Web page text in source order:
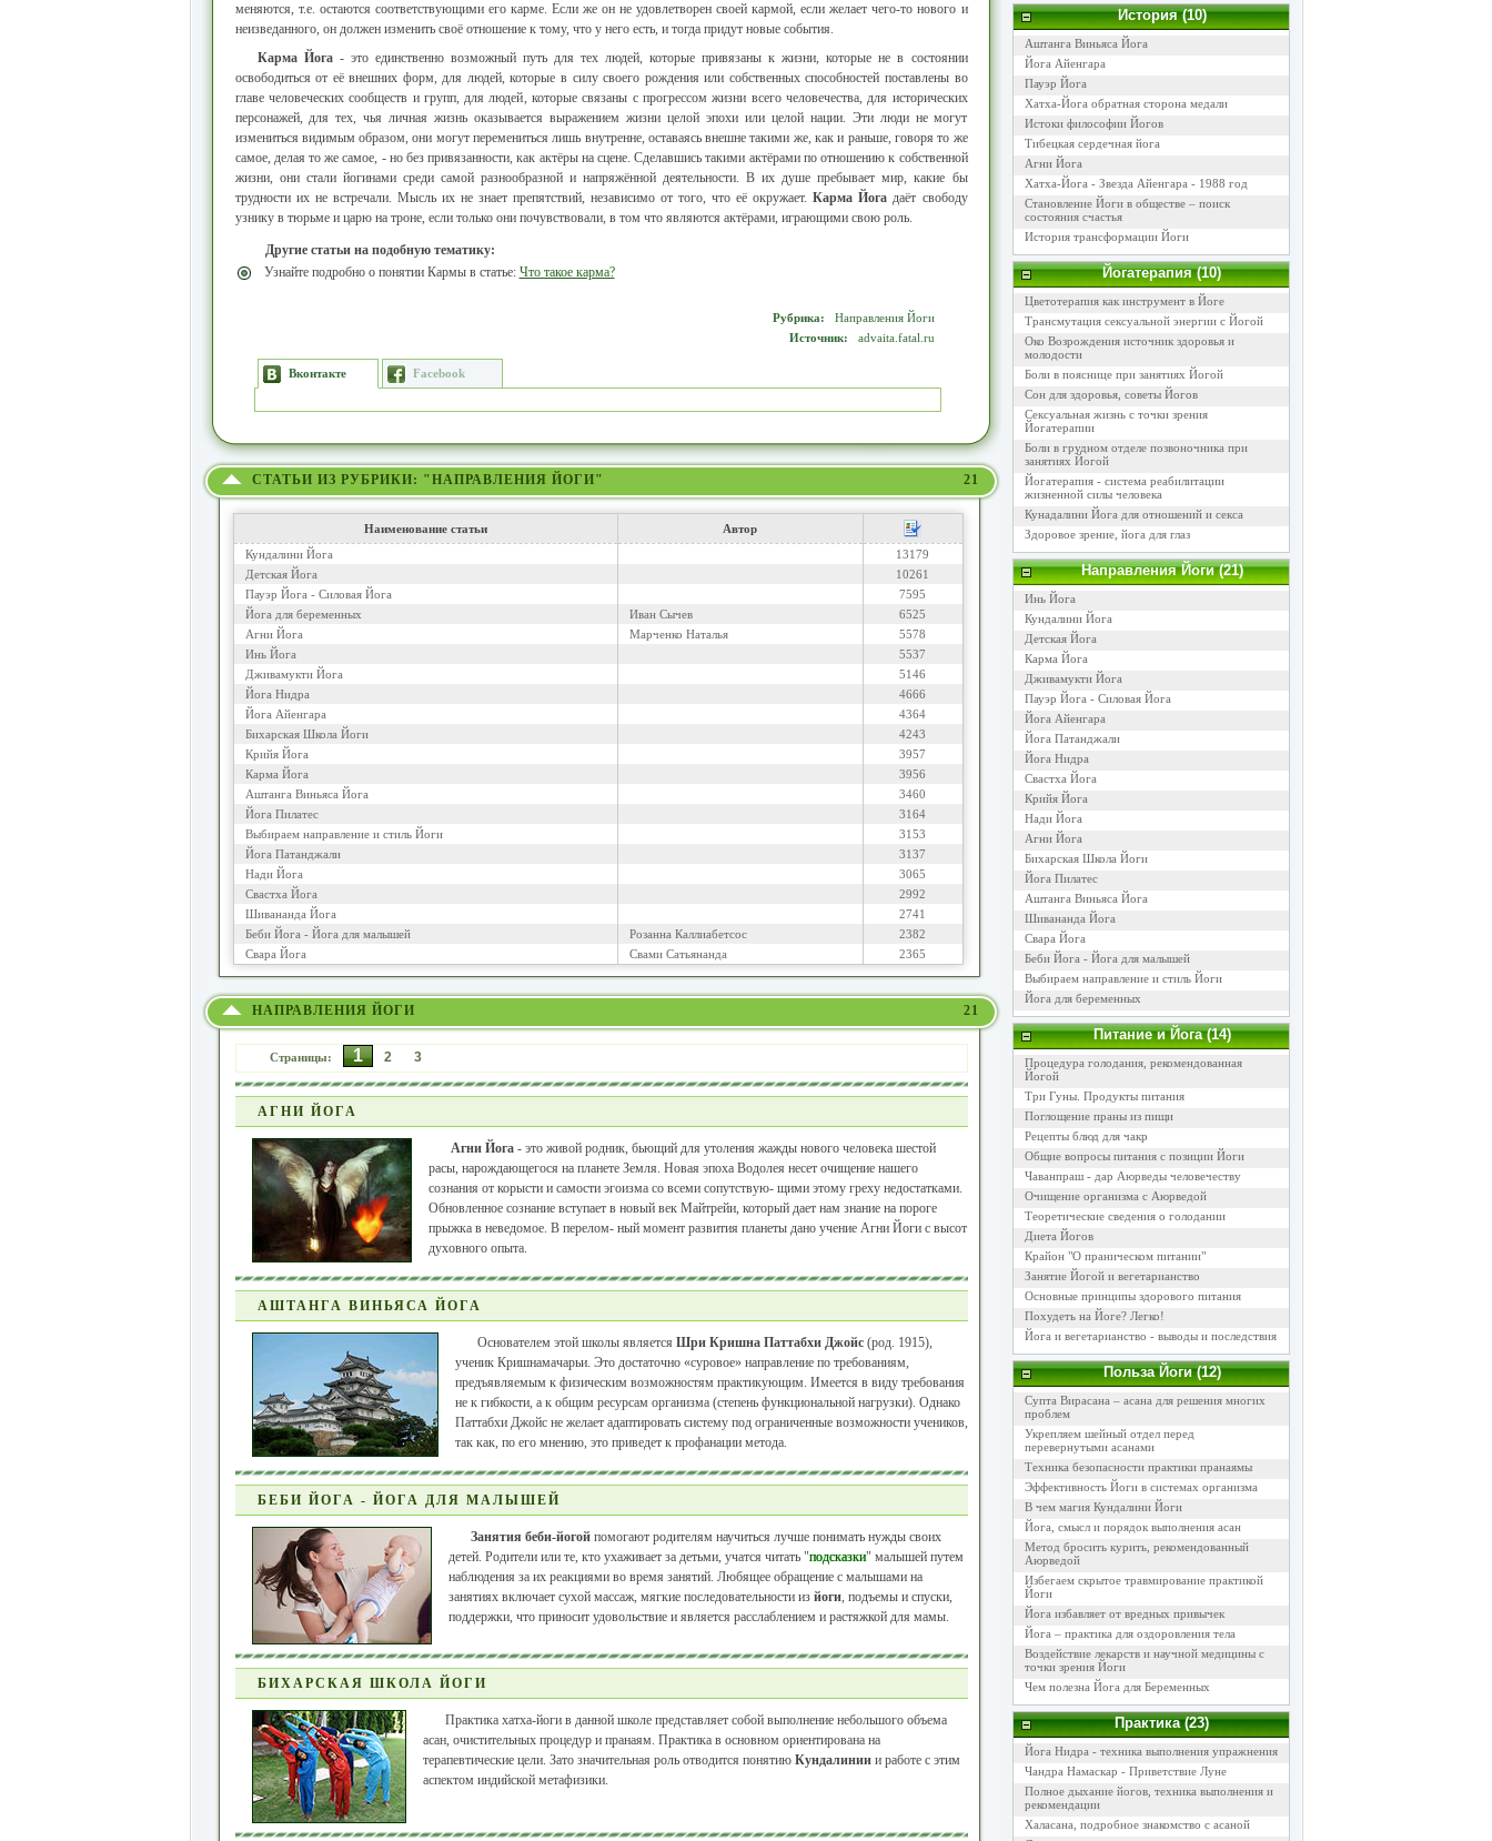
меняются, т.е. остаются соответствующими его карме. Если же он не удовлетворен своей кармой, если желает чего-то нового и
неизведанного, он должен изменить своё отношение к тому, что у него есть, и тогда придут новые события.
Карма Йога- это единственно возможный путь для тех людей, которые привязаны к жизни, которые не в состоянии
освободиться от её внешних форм, для людей, которые в силу своего рождения или собственных способностей поставлены во
главе человеческих сообществ и групп, для людей, которые связаны с прогрессом жизни всего человечества, для исторических
персонажей, для тех, чья личная жизнь оказывается выражением жизни целой эпохи или целой нации. Эти люди не могут
измениться видимым образом, они могут перемениться лишь внутренне, оставаясь внешне такими же, как и раньше, говоря то же
самое, делая то же самое, - но без привязанности, как актёры на сцене. Сделавшись такими актёрами по отношению к собственной
жизни, они стали йогинами среди самой разнообразной и напряжённой деятельности. В их душе пребывает мир, какие бы
трудности их не встречали. Мысль их не знает препятствий, независимо от того, что её окружает.Карма Йога даёт свободу
узнику в тюрьме и царю на троне, если только они почувствовали, в том что являются актёрами, играющими свою роль.
Другие статьи на подобную тематику:
Узнайте подробно о понятии Кармы в статье: Что такое карма?
Рубрика: Направления Йоги
Источник: advaita.fatal.ru
Вконтакте Facebook
СТАТЬИ ИЗ РУБРИКИ: "НАПРАВЛЕНИЯ ЙОГИ" 21
Наименование статьи
Автор
Кундалини Йога
13179
Детская Йога
10261
Пауэр Йога - Силовая Йога
7595
Йога для беременных
Иван Сычев
6525
Агни Йога
Марченко Наталья
5578
Инь Йога
5537
Дживамукти Йога
5146
Йога Нидра
4666
Йога Айенгара
4364
Бихарская Школа Йоги
4243
Крийя Йога
3957
Карма Йога
3956
Аштанга Виньяса Йога
3460
Йога Пилатес
3164
Выбираем направление и стиль Йоги
3153
Йога Патанджали
3137
Нади Йога
3065
Свастха Йога
2992
Шивананда Йога
2741
Беби Йога - Йога для малышей
Розанна Каллиабетсос
2382
Свара Йога
Свами Сатьянанда 2365
НАПРАВЛЕНИЯ ЙОГИ 21
Страницы: 1 2 3
АГНИ ЙОГА
Агни Йога- это живой родник, бьющий для утоления жажды нового человека шестой
расы, нарождающегося на планете Земля. Новая эпоха Водолея несет очищение нашего
сознания от корысти и самости эгоизма со всеми сопутствую- щими этому греху недостатками.
Обновленное сознание вступает в новый век Майтрейи, который дает нам знание на пороге
прыжка в неведомое. В перелом- ный момент развития планеты дано учение Агни Йоги с высот
духовного опыта.
АШТАНГА ВИНЬЯСА ЙОГА
Основателем этой школы является Шри Кришна Паттабхи Джойс(род. 1915),
ученик Кришнамачарьи. Это достаточно «суровое» направление по требованиям,
предъявляемым к физическим возможностям практикующим. Имеется в виду требования
не к гибкости, а к общим ресурсам организма (степень функциональной нагрузки). Однако
Паттабхи Джойс не желает адаптировать систему под ограниченные возможности учеников,
так как, по его мнению, это приведет к профанации метода.
БЕБИ ЙОГА - ЙОГА ДЛЯ МАЛЫШЕЙ
Занятия беби-йогойпомогают родителям научиться лучше понимать нужды своих
детей. Родители или те, кто ухаживает за детьми, учатся читать "подсказки" малышей путем
наблюдения за их реакциями во время занятий. Любящее обращение с малышами на
занятиях включает сухой массаж, мягкие последовательности из йоги, подъемы и спуски,
поддержки, что приносит удовольствие и является расслаблением и растяжкой для мамы.
БИХАРСКАЯ ШКОЛА ЙОГИ
Практика хатха-йоги в данной школе представляет собой выполнение небольшого объема
асан, очистительных процедур и пранаям. Практика в основном ориентирована на
терапевтические цели. Зато значительная роль отводится понятию Кундалиниии работе с этим
аспектом индийской метафизики.
История (10)
Аштанга Виньяса Йога
Йога Айенгара
Пауэр Йога
Хатха-Йога обратная сторона медали
Истоки философии Йогов
Тибецкая сердечная йога
Агни Йога
Хатха-Йога - Звезда Айенгара - 1988 год
Становление Йоги в обществе – поиск
состояния счастья
История трансформации Йоги
Йогатерапия (10)
Цветотерапия как инструмент в Йоге
Трансмутация сексуальной энергии с Йогой
Око Возрождения источник здоровья и
молодости
Боли в пояснице при занятиях Йогой
Сон для здоровья, советы Йогов
Сексуальная жизнь с точки зрения
Йогатерапии
Боли в грудном отделе позвоночника при
занятиях Йогой
Йогатерапия - система реабилитации
жизненной силы человека
Кунадалини Йога для отношений и секса
Здоровое зрение, йога для глаз
Направления Йоги (21)
Инь Йога
Кундалини Йога
Детская Йога
Карма Йога
Дживамукти Йога
Пауэр Йога - Силовая Йога
Йога Айенгара
Йога Патанджали
Йога Нидра
Свастха Йога
Крийя Йога
Нади Йога
Агни Йога
Бихарская Школа Йоги
Йога Пилатес
Аштанга Виньяса Йога
Шивананда Йога
Свара Йога
Беби Йога - Йога для малышей
Выбираем направление и стиль Йоги
Йога для беременных
Питание и Йога (14)
Процедура голодания, рекомендованная
Йогой
Три Гуны. Продукты питания
Поглощение праны из пищи
Рецепты блюд для чакр
Общие вопросы питания с позиции Йоги
Чаванпраш - дар Аюрведы человечеству
Очищение организма с Аюрведой
Теоретические сведения о голодании
Диета Йогов
Крайон "О праническом питании"
Занятие Йогой и вегетарианство
Основные принципы здорового питания
Похудеть на Йоге? Легко!
Йога и вегетарианство - выводы и последствия
Польза Йоги (12)
Супта Вирасана – асана для решения многих
проблем
Укрепляем шейный отдел перед
перевернутыми асанами
Техника безопасности практики пранаямы
Эффективность Йоги в системах организма
В чем магия Кундалини Йоги
Йога, смысл и порядок выполнения асан
Метод бросить курить, рекомендованный
Аюрведой
Избегаем скрытое травмирование практикой
Йоги
Йога избавляет от вредных привычек
Йога – практика для оздоровления тела
Воздействие лекарств и научной медицины с
точки зрения Йоги
Чем полезна Йога для Беременных
Практика (23)
Йога Нидра - техника выполнения упражнения
Чандра Намаскар - Приветствие Луне
Полное дыхание йогов, техника выполнения и
рекомендации
Халасана, подробное знакомство с асаной